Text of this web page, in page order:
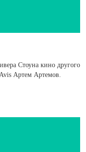
Стоуна кино другого
Avis Артем Артемов.